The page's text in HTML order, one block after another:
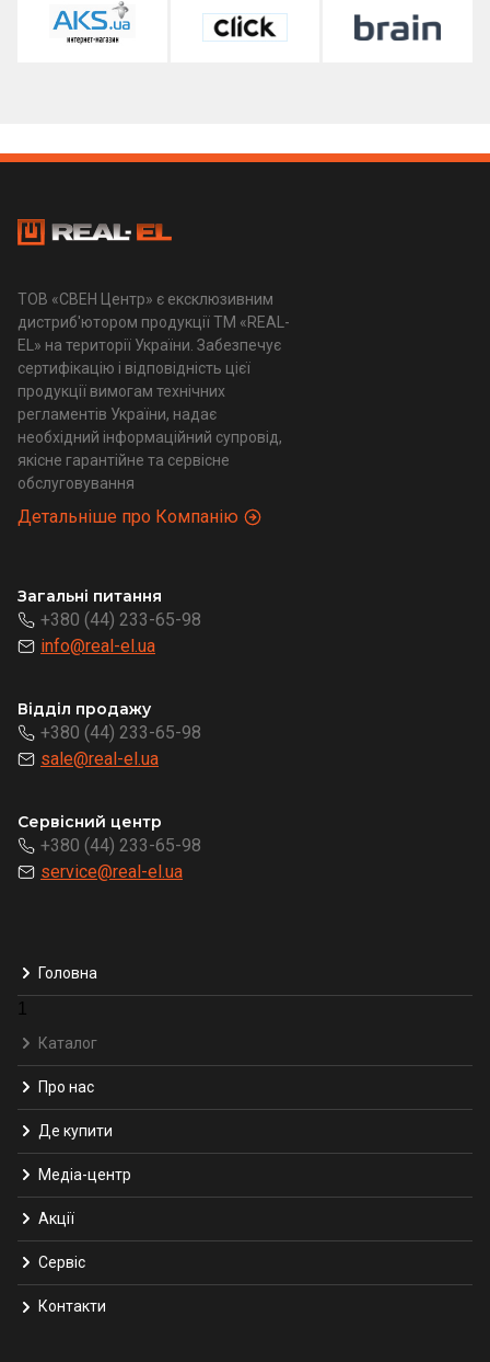
ТОВ «СВЕН Центр» є ексклюзивним
дистриб'ютором продукції ТМ «REAL-
EL» на території України. Забезпечує
сертифікацію і відповідність цієї
продукції вимогам технічних
регламентів України, надає
необхідний інформаційний супровід,
якісне гарантійне та сервісне
обслуговування
Детальніше про Компанію
Загальні питання
+380 (44) 233-65-98
info@real-el.ua
Відділ продажу
+380 (44) 233-65-98
sale@real-el.ua
Сервісний центр
+380 (44) 233-65-98
service@real-el.ua
Головна
1
Каталог
Про нас
Де купити
Медіа-центр
Акції
Сервіс
Контакти